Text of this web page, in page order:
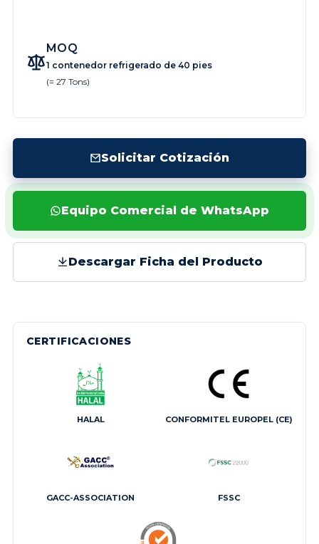
MOQ
1 contenedor refrigerado de 40 pies
(= 27 Tons)
Solicitar Cotización
Equipo Comercial de WhatsApp
Descargar Ficha del Producto
CERTIFICACIONES
HALAL CONFORMITEL EUROPEL (CE)
GACC-ASSOCIATION FSSC